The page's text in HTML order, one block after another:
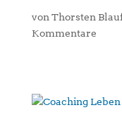
von Thorsten
Kommentare